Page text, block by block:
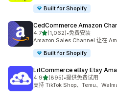
Built for Shopify
CedCommerce Amazon
4.7星（满分 5 星）
(1,062)
总共 1062 条评论
•免费安装
Amazon Sales Channel 让在
Built for Shopify
LitCommerce eBay Etsy
4.9星（满分 5 星）
(895)
总共 895 条评论
•提供免费试用
支持 TikTok Shop、Temu、